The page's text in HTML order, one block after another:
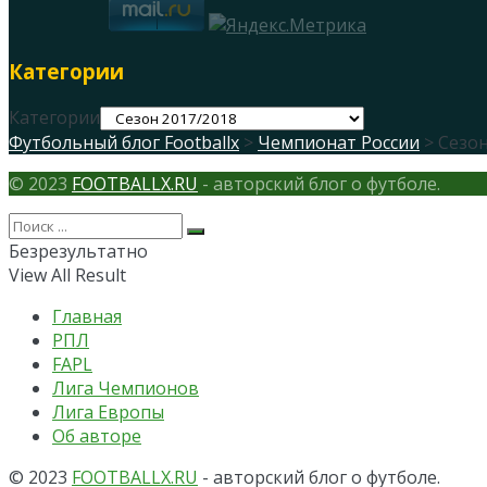
Категории
Категории
Футбольный блог Footballx > Чемпионат России >
© 2023 FOOTBALLX.RU - авторский блог о футболе.
Безрезультатно
View All Result
Главная
РПЛ
FAPL
Лига Чемпионов
Лига Европы
Об авторе
© 2023 FOOTBALLX.RU - авторский блог о футболе.